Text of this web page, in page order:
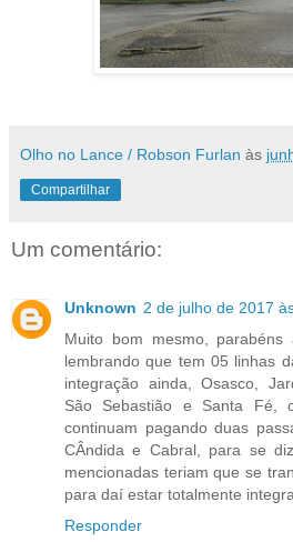
Olho no Lance / Robson Furlan às
Compartilhar
Um comentário:
Unknown 2 de julho de 2017
Muito bom mesmo,
lembrando que tem 05 linhas
integração ainda, Osasco,
São Sebastião e Santa Fé,
continuam pagando duas
CÂndida e Cabral, para se
mencionadas teriam que se
para daí estar totalmente
Responder